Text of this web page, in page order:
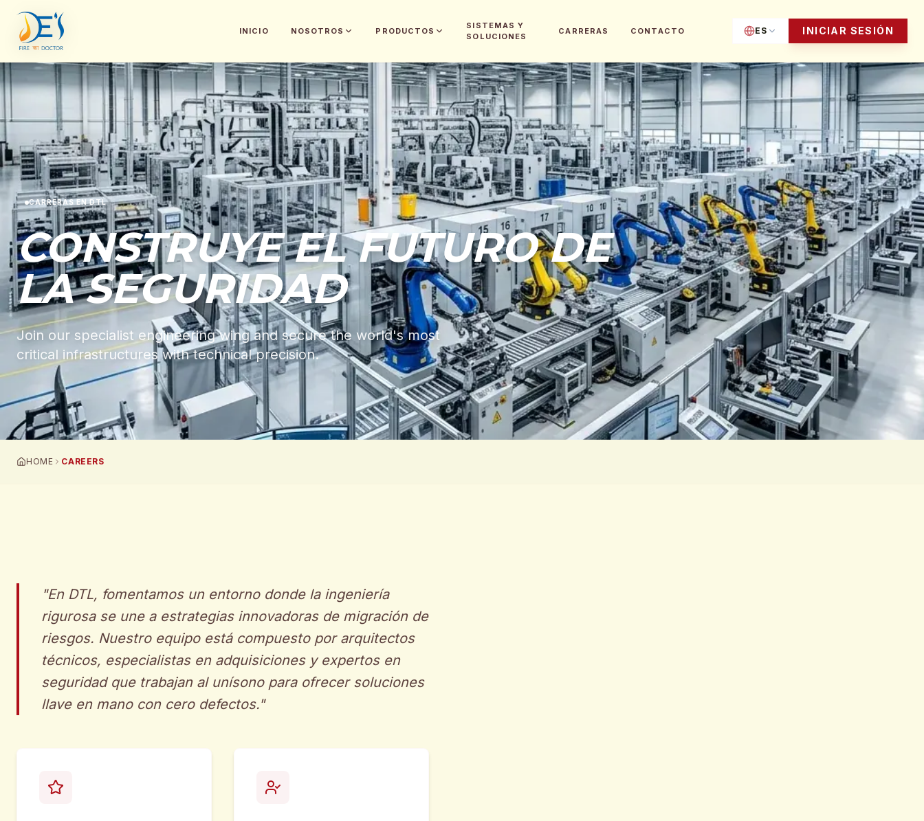
INICIO NOSOTROS PRODUCTOS
SISTEMAS Y
SOLUCIONES
CARRERAS CONTACTO ES INICIAR SESIÓN
CARRERAS EN DTL
CONSTRUYE EL FUTURO DE
LA SEGURIDAD
Join our specialist engineering wing and secure the world's most
critical infrastructures with technical precision.
HOME CAREERS
"En DTL, fomentamos un entorno donde la ingeniería
rigurosa se une a estrategias innovadoras de migración de
riesgos. Nuestro equipo está compuesto por arquitectos
técnicos, especialistas en adquisiciones y expertos en
seguridad que trabajan al unísono para ofrecer soluciones
llave en mano con cero defectos."